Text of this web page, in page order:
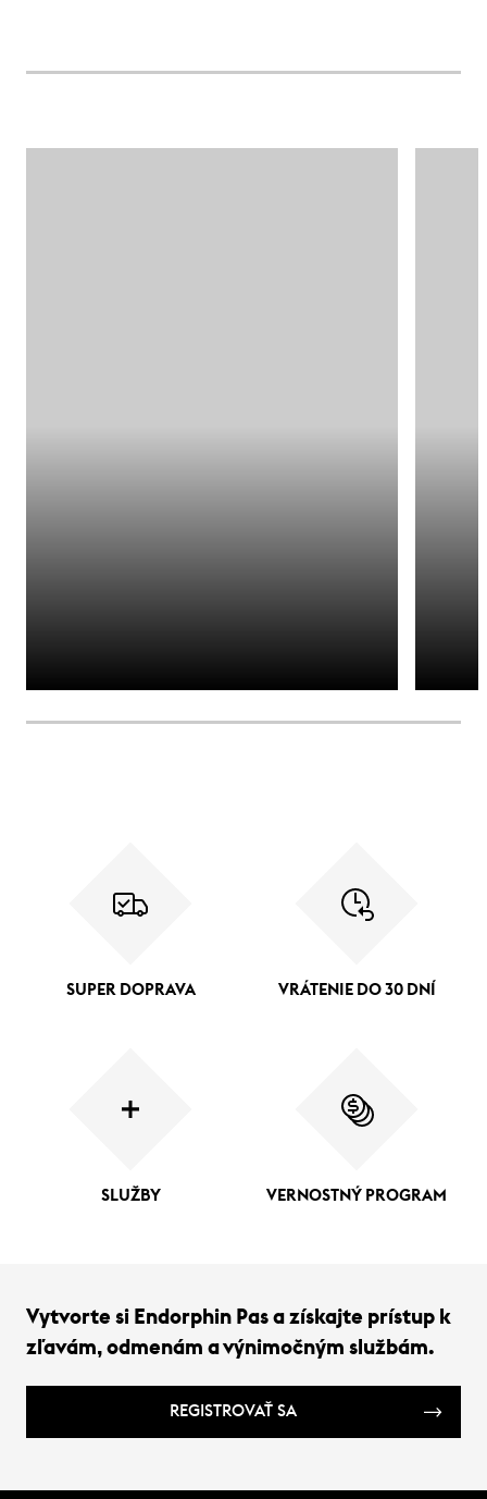
SUPER DOPRAVA VRÁTENIE DO 30 DNÍ
SLUŽBY VERNOSTNÝ PROGRAM
Vytvorte si Endorphin Pas a získajte prístup k
zľavám, odmenám a výnimočným službám.
REGISTROVAŤ SA